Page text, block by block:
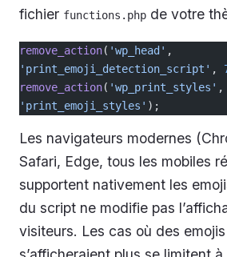
fichier functions.php de votre
remove_action( 'wp_head'
'print_emoji_detection_script' ,
remove_action( 'wp_print_styles'
'print_emoji_styles' );
Les navigateurs modernes
Safari, Edge, tous les mobiles
supportent nativement les
du script ne modifie pas
visiteurs. Les cas où des